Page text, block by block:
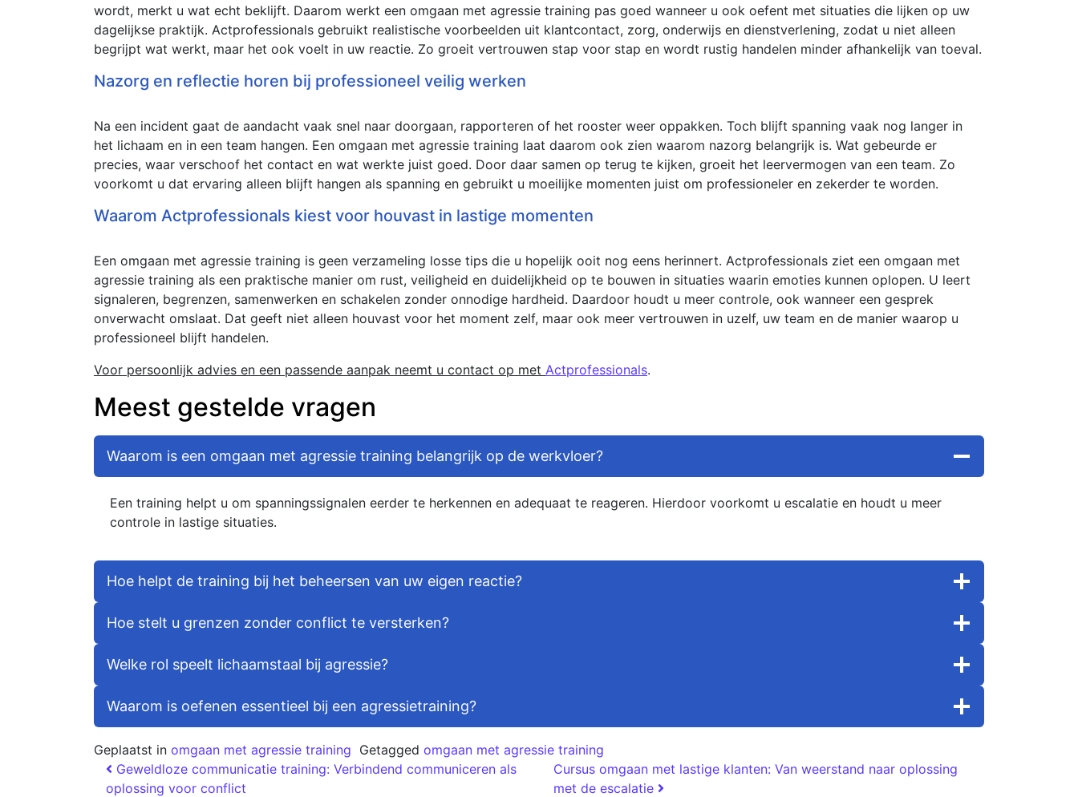
wordt, merkt u wat echt beklijft. Daarom werkt een omgaan met agressie training pas goed wanneer u ook oefent met situaties die lijken op uw
dagelijkse praktijk. Actprofessionals gebruikt realistische voorbeelden uit klantcontact, zorg, onderwijs en dienstverlening, zodat u niet alleen
begrijpt wat werkt, maar het ook voelt in uw reactie. Zo groeit vertrouwen stap voor stap en wordt rustig handelen minder afhankelijk van toeval.
Nazorg en reflectie horen bij professioneel veilig werken
Na een incident gaat de aandacht vaak snel naar doorgaan, rapporteren of het rooster weer oppakken. Toch blijft spanning vaak nog langer in
het lichaam en in een team hangen. Een omgaan met agressie training laat daarom ook zien waarom nazorg belangrijk is. Wat gebeurde er
precies, waar verschoof het contact en wat werkte juist goed. Door daar samen op terug te kijken, groeit het leervermogen van een team. Zo
voorkomt u dat ervaring alleen blijft hangen als spanning en gebruikt u moeilijke momenten juist om professioneler en zekerder te worden.
Waarom Actprofessionals kiest voor houvast in lastige momenten
Een omgaan met agressie training is geen verzameling losse tips die u hopelijk ooit nog eens herinnert. Actprofessionals ziet een omgaan met
agressie training als een praktische manier om rust, veiligheid en duidelijkheid op te bouwen in situaties waarin emoties kunnen oplopen. U leert
signaleren, begrenzen, samenwerken en schakelen zonder onnodige hardheid. Daardoor houdt u meer controle, ook wanneer een gesprek
onverwacht omslaat. Dat geeft niet alleen houvast voor het moment zelf, maar ook meer vertrouwen in uzelf, uw team en de manier waarop u
professioneel blijft handelen.
Voor persoonlijk advies en een passende aanpak neemt u contact op met Actprofessionals.
Meest gestelde vragen
Waarom is een omgaan met agressie training belangrijk op de werkvloer?
Een training helpt u om spanningssignalen eerder te herkennen en adequaat te reageren. Hierdoor voorkomt u escalatie en houdt u meer
controle in lastige situaties.
Hoe helpt de training bij het beheersen van uw eigen reactie?
Hoe stelt u grenzen zonder conflict te versterken?
Welke rol speelt lichaamstaal bij agressie?
Waarom is oefenen essentieel bij een agressietraining?
Geplaatst in omgaan met agressie training Getagged omgaan met agressie training
Geweldloze communicatie training: Verbindend communiceren als
oplossing voor conflict
Cursus omgaan met lastige klanten: Van weerstand naar oplossing
met de escalatie